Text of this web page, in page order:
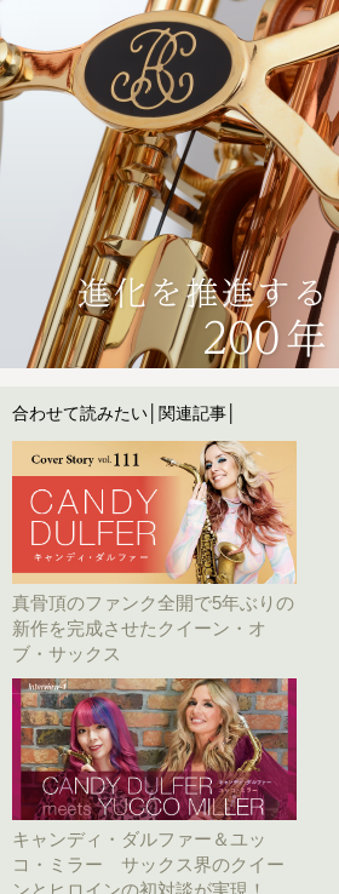
合わせて読みたい│関連記事│
真骨頂のファンク全開で5年ぶりの
新作を完成させたクイーン・オ
ブ・サックス
キャンディ・ダルファー＆ユッ
コ・ミラー サックス界のクイー